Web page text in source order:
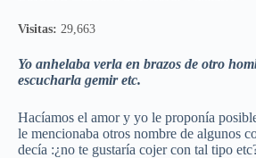
Visitas: 29,663
Yo anhelaba verla en brazos de otro
escucharla gemir etc.
Hacíamos el amor y yo le proponía
le mencionaba otros nombre de algunos
decía :¿no te gustaría cojer con tal tipo